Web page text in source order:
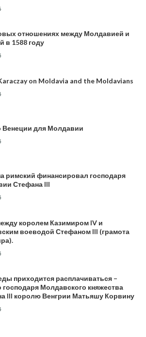
отношениях между Молдавией и
в 1588 году
on Moldavia and the Moldavians
Венеции для Молдавии
римский финансировал господаря
Стефана III
королем Казимиром IV и
воеводой Стефаном III (грамота
приходится расплачиваться –
господаря Молдавского княжества
III королю Венгрии Матьяшу Корвину